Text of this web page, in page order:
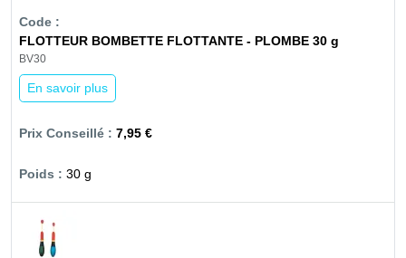
FLOTTEUR BOMBETTE FLOTTANTE - PLOMBE 30 g
BV30
En savoir plus
7,95 €
30 g